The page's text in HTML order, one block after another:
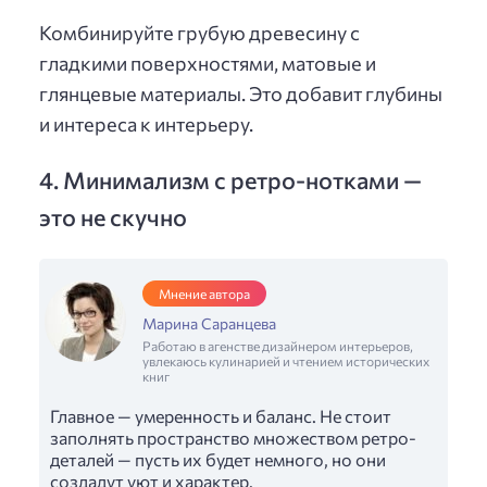
Комбинируйте грубую древесину с
гладкими поверхностями, матовые и
глянцевые материалы. Это добавит глубины
и интереса к интерьеру.
4. Минимализм с ретро-нотками —
это не скучно
Мнение автора
Марина Саранцева
Работаю в агенстве дизайнером интерьеров,
увлекаюсь кулинарией и чтением исторических
книг
Главное — умеренность и баланс. Не стоит
заполнять пространство множеством ретро-
деталей — пусть их будет немного, но они
создадут уют и характер.